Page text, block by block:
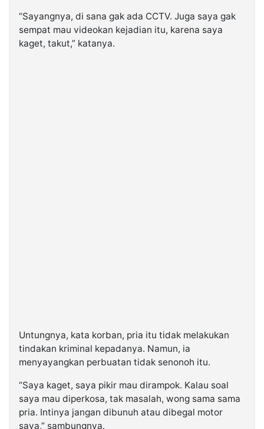
“Sayangnya, di sana gak ada CCTV. Juga saya gak
sempat mau videokan kejadian itu, karena saya
kaget, takut,” katanya.
Untungnya, kata korban, pria itu tidak melakukan
tindakan kriminal kepadanya. Namun, ia
menyayangkan perbuatan tidak senonoh itu.
“Saya kaget, saya pikir mau dirampok. Kalau soal
saya mau diperkosa, tak masalah, wong sama sama
pria. Intinya jangan dibunuh atau dibegal motor
saya,” sambungnya.